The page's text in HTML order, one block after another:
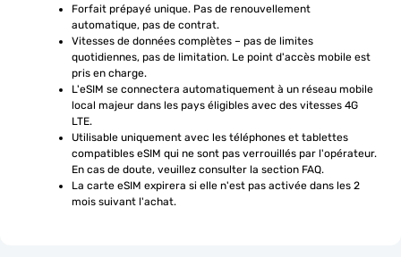
Forfait prépayé unique. Pas de renouvellement
automatique, pas de contrat.
Vitesses de données complètes – pas de limites
quotidiennes, pas de limitation. Le point d'accès mobile est
pris en charge.
L'eSIM se connectera automatiquement à un réseau mobile
local majeur dans les pays éligibles avec des vitesses 4G
LTE.
Utilisable uniquement avec les téléphones et tablettes
compatibles eSIM qui ne sont pas verrouillés par l'opérateur.
En cas de doute, veuillez consulter la section FAQ.
La carte eSIM expirera si elle n'est pas activée dans les 2
mois suivant l'achat.